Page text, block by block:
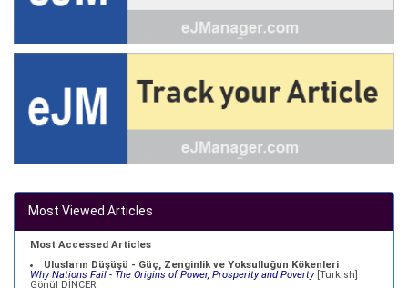
Most Viewed Articles
Most Accessed Articles
Ulusların Düşüşü - Güç, Zenginlik ve Yoksulluğun Kökenleri
Why Nations Fail - The Origins of Power, Prosperity and Poverty[Turkish]
Gönül DİNÇER